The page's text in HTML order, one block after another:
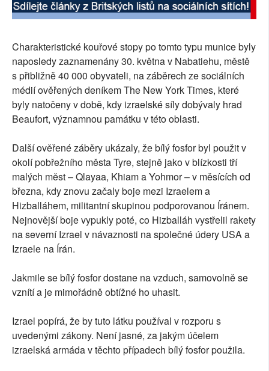
Charakteristické kouřové stopy po tomto typu munice byly
naposledy zaznamenány 30. května v Nabatiehu, městě
s přibližně 40 000 obyvateli, na záběrech ze sociálních
médií ověřených deníkem The New York Times, které
byly natočeny v době, kdy izraelské síly dobývaly hrad
Beaufort, významnou památku v této oblasti.
Další ověřené záběry ukázaly, že bílý fosfor byl použit v
okolí pobřežního města Tyre, stejně jako v blízkosti tří
malých měst – Qlayaa, Khiam a Yohmor – v měsících od
března, kdy znovu začaly boje mezi Izraelem a
Hizballáhem, militantní skupinou podporovanou Íránem.
Nejnovější boje vypukly poté, co Hizballáh vystřelil rakety
na severní Izrael v návaznosti na společné údery USA a
Izraele na Írán.
Jakmile se bílý fosfor dostane na vzduch, samovolně se
vznítí a je mimořádně obtížné ho uhasit.
Izrael popírá, že by tuto látku používal v rozporu s
uvedenými zákony. Není jasné, za jakým účelem
izraelská armáda v těchto případech bílý fosfor použila.